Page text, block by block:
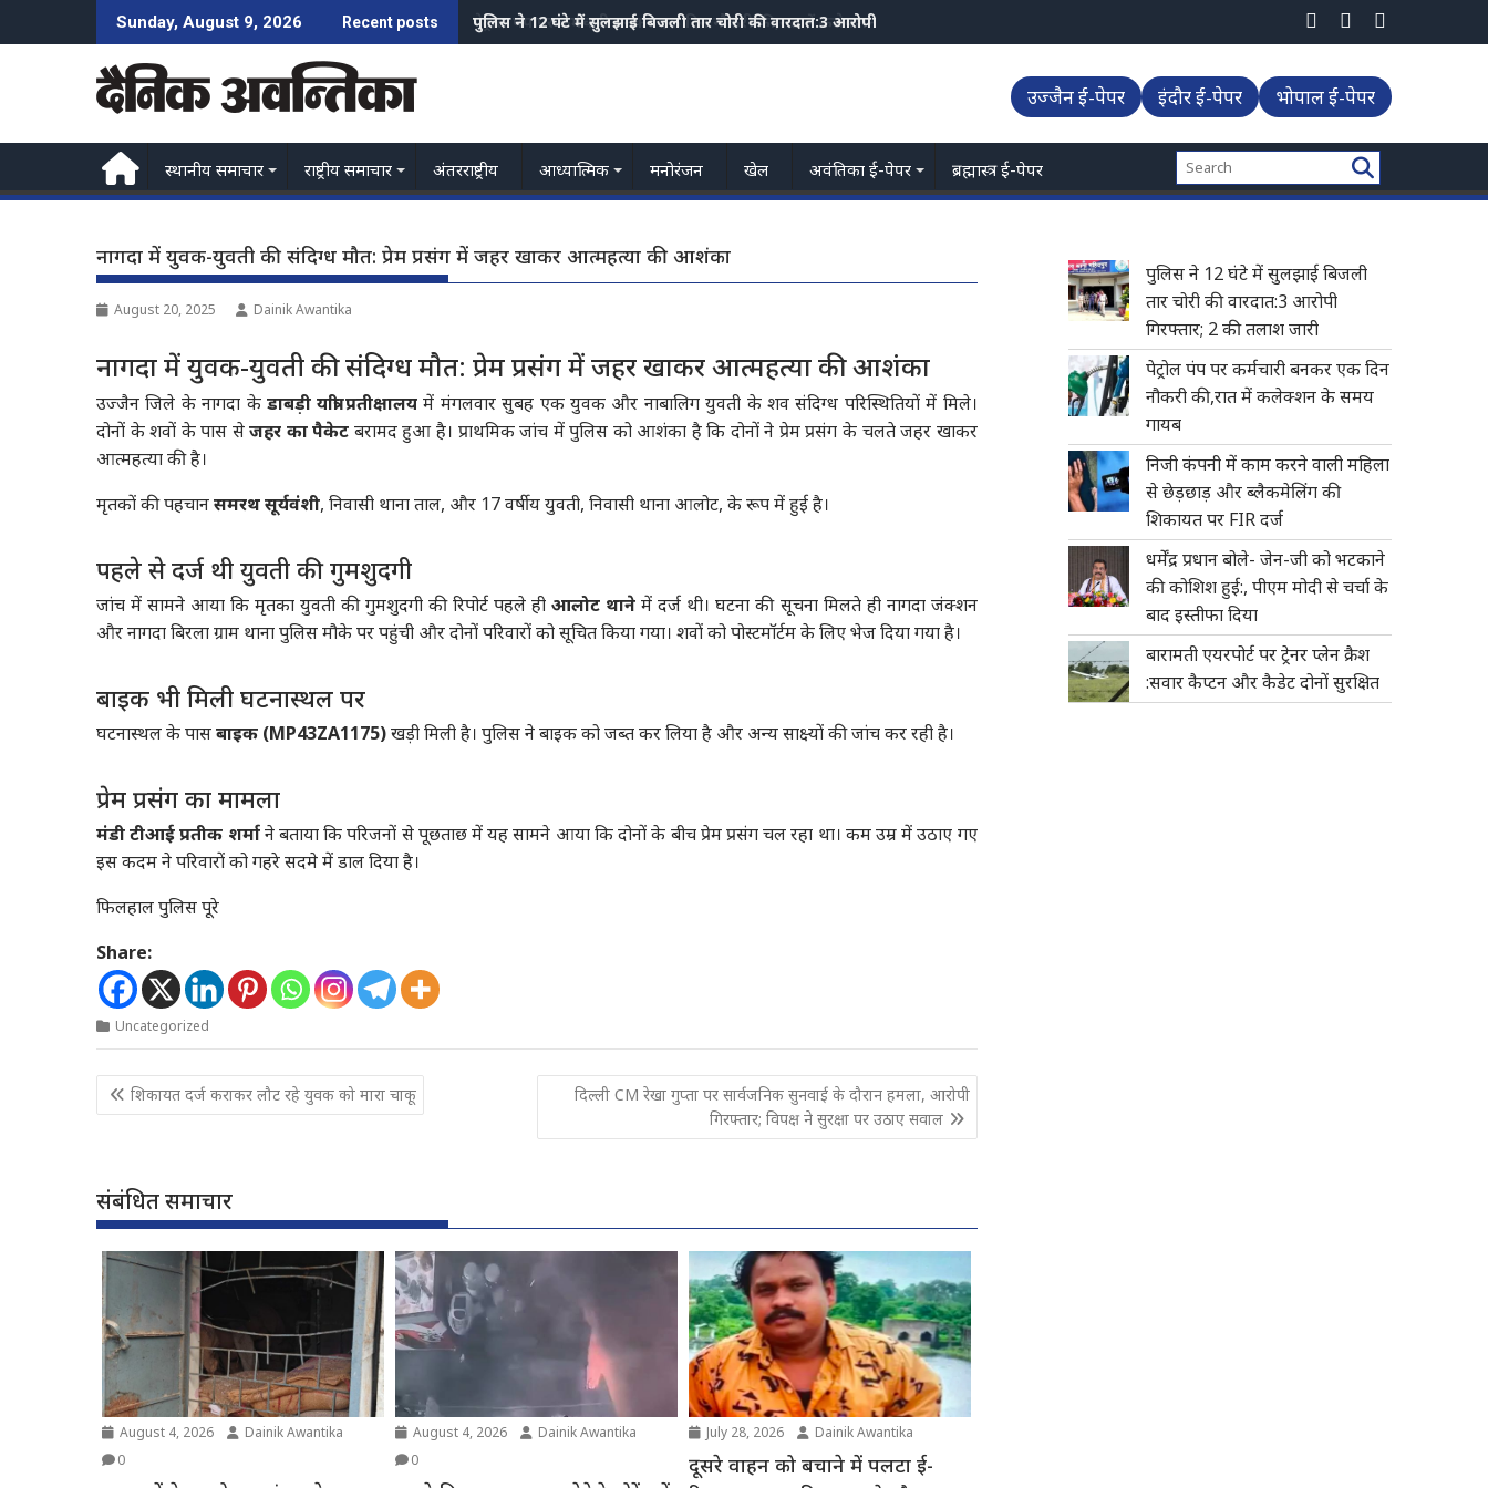
to
Sunday, August 9, 2026 Recent posts पेट्रोल पंप पर कर्मचारी बनकर एक दिन नौकरी की,रात में कलेक्शन के समय गायब
उज्जैन ई-पेपर इंदौर ई-पेपर भोपाल ई-पेपर
स्थानीय समाचार राष्ट्रीय समाचार अंतरराष्ट्रीय आध्यात्मिक मनोरंजन खेल अवंतिका ई-पेपर ब्रह्मास्त्र ई-पेपर
नागदा में युवक-युवती की संदिग्ध मौत: प्रेम प्रसंग में जहर खाकर आत्महत्या की आशंका
August 20, 2025 Dainik Awantika
नागदा में युवक-युवती की संदिग्ध मौत: प्रेम प्रसंग में जहर खाकर आत्महत्या की आशंका
उज्जैन जिले के नागदा केडाबड़ी यात्री प्रतीक्षालयमें मंगलवार सुबह एक युवक और नाबालिग युवती के शव संदिग्ध परिस्थितियों में मिले।
दोनों के शवों के पास सेजहर का पैकेट बरामद हुआ है। प्राथमिक जांच में पुलिस को आशंका है कि दोनों ने प्रेम प्रसंग के चलते जहर खाकर
आत्महत्या की है।
मृतकों की पहचानसमरथ सूर्यवंशी, निवासी थाना ताल, और 17 वर्षीय युवती, निवासी थाना आलोट, के रूप में हुई है।
पहले से दर्ज थी युवती की गुमशुदगी
जांच में सामने आया कि मृतका युवती की गुमशुदगी की रिपोर्ट पहले हीआलोट थाने में दर्ज थी। घटना की सूचना मिलते ही नागदा जंक्शन
और नागदा बिरला ग्राम थाना पुलिस मौके पर पहुंची और दोनों परिवारों को सूचित किया गया। शवों को पोस्टमॉर्टम के लिए भेज दिया गया है।
बाइक भी मिली घटनास्थल पर
घटनास्थल के पासबाइक (MP43ZA1175)खड़ी मिली है। पुलिस ने बाइक को जब्त कर लिया है और अन्य साक्ष्यों की जांच कर रही है।
प्रेम प्रसंग का मामला
मंडी टीआई प्रतीक शर्माने बताया कि परिजनों से पूछताछ में यह सामने आया कि दोनों के बीच प्रेम प्रसंग चल रहा था। कम उम्र में उठाए गए
इस कदम ने परिवारों को गहरे सदमे में डाल दिया है।
फिलहाल पुलिस पूरे
Share:
Uncategorized
Post
navigation
शिकायत दर्ज कराकर लौट रहे युवक को मारा चाकू
दिल्ली CM रेखा गुप्ता पर सार्वजनिक सुनवाई के दौरान हमला, आरोपी
गिरफ्तार; विपक्ष ने सुरक्षा पर उठाए सवाल
संबंधित समाचार
August 4, 2026
Dainik Awantika
0
August 4, 2026
Dainik Awantika
0
July 28, 2026 Dainik Awantika
दूसरे वाहन को बचाने में पलटा ई-
पुलिस ने 12 घंटे में सुलझाई बिजली
तार चोरी की वारदात:3 आरोपी
गिरफ्तार; 2 की तलाश जारी
पेट्रोल पंप पर कर्मचारी बनकर एक दिन
नौकरी की,रात में कलेक्शन के समय
गायब
निजी कंपनी में काम करने वाली महिला
से छेड़छाड़ और ब्लैकमेलिंग की
शिकायत पर FIR दर्ज
धर्मेंद्र प्रधान बोले- जेन-जी को भटकाने
की कोशिश हुई:, पीएम मोदी से चर्चा के
बाद इस्तीफा दिया
बारामती एयरपोर्ट पर ट्रेनर प्लेन क्रैश
:सवार कैप्टन और कैडेट दोनों सुरक्षित